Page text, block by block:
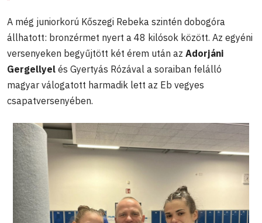
A még juniorkorú Kőszegi Rebeka szintén dobogóra
állhatott: bronzérmet nyert a 48 kilósok között. Az egyéni
versenyeken begyűjtött két érem után az Adorjáni
Gergellyel és Gyertyás Rózával a soraiban felálló
magyar válogatott harmadik lett az Eb vegyes
csapatversenyében.